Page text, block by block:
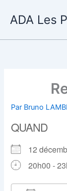
ADA Les
Par Bruno
QUAND
12
20h00 -